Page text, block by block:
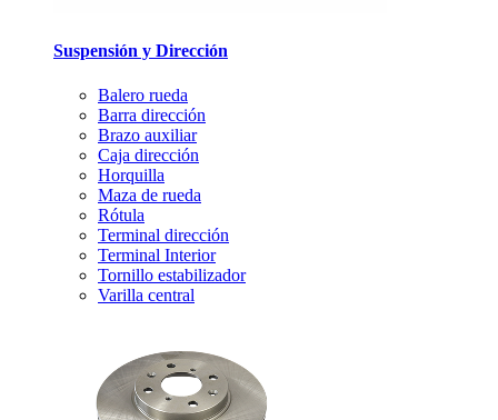
Suspensión y Dirección
Balero rueda
Barra dirección
Brazo auxiliar
Caja dirección
Horquilla
Maza de rueda
Rótula
Terminal dirección
Terminal Interior
Tornillo estabilizador
Varilla central